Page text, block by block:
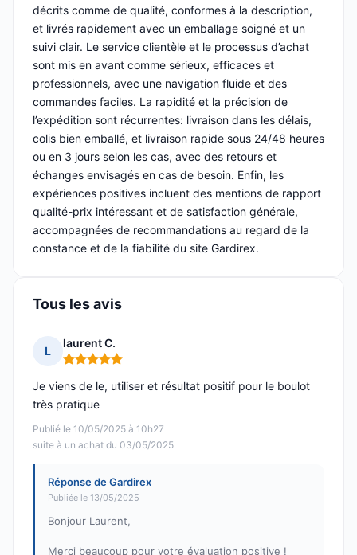
décrits comme de qualité, conformes à la description,
et livrés rapidement avec un emballage soigné et un
suivi clair. Le service clientèle et le processus d’achat
sont mis en avant comme sérieux, efficaces et
professionnels, avec une navigation fluide et des
commandes faciles. La rapidité et la précision de
l’expédition sont récurrentes: livraison dans les délais,
colis bien emballé, et livraison rapide sous 24/48 heures
ou en 3 jours selon les cas, avec des retours et
échanges envisagés en cas de besoin. Enfin, les
expériences positives incluent des mentions de rapport
qualité-prix intéressant et de satisfaction générale,
accompagnées de recommandations au regard de la
constance et de la fiabilité du site Gardirex.
Tous les avis
L
laurent C.
Note : 5 sur 5
Publié le 10/05/2025 à 10h27
suite à un achat du 03/05/2025
Je viens de le, utiliser et résultat positif pour le boulot
très pratique
Réponse de Gardirex
Publiée le 13/05/2025
Bonjour Laurent,
Merci beaucoup pour votre évaluation positive !